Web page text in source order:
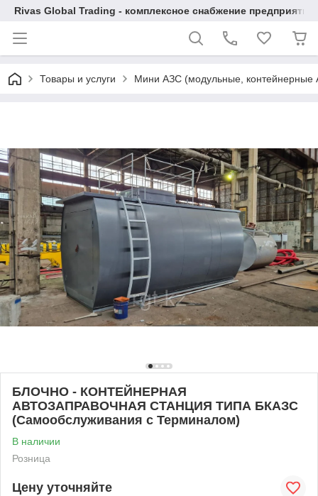
Rivas Global Trading - комплексное снабжение
Товары и услуги Мини АЗС (модульные, контейнерные
БЛОЧНО - КОНТЕЙНЕРНАЯ
АВТОЗАПРАВОЧНАЯ СТАНЦИЯ ТИПА БКАЗС
(Самообслуживания с Терминалом)
В наличии
Розница
Цену уточняйте